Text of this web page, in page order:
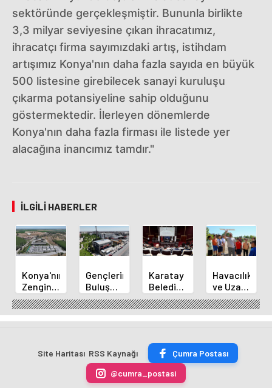
sektöründe gerçekleşmiştir. Bununla birlikte
3,3 milyar seviyesine çıkan ihracatımız,
ihracatçı firma sayımızdaki artış, istihdam
artışımız Konya'nın daha fazla sayıda en büyük
500 listesine girebilecek sanayi kuruluşu
çıkarma potansiyeline sahip olduğunu
göstermektedir. İlerleyen dönemlerde
Konya'nın daha fazla firması ile listede yer
alacağına inancımız tamdır."
İLGILI HABERLER
Konya'nın
Zengin
Mutfağı
GastroFest'te
Tanıtılacak
Gençlerin
Buluşma
Noktası
Talha
Bayrakçı
Yükseliyor
Karatay
Belediye
Başkanı
Kılca
Yeni
Açıkladı
Havacılık
ve Uzay
Yaz
Kursu
Başladı
Site Haritası RSS Kaynağı
Çumra Postası
@cumra_postasi